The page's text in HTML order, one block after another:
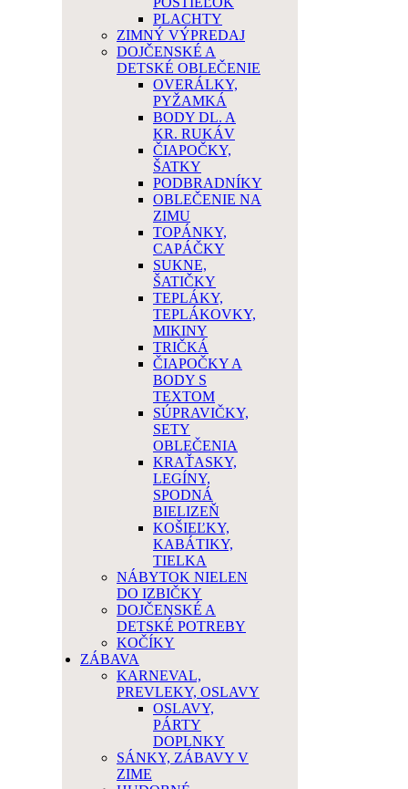
PLACHTY
ZIMNÝ VÝPREDAJ
DOJČENSKÉ A
DETSKÉ OBLEČENIE
OVERÁLKY,
PYŽAMKÁ
BODY DL. A
KR. RUKÁV
ČIAPOČKY,
ŠATKY
PODBRADNÍKY
OBLEČENIE NA
ZIMU
TOPÁNKY,
CAPÁČKY
SUKNE,
ŠATIČKY
TEPLÁKY,
TEPLÁKOVKY,
MIKINY
TRIČKÁ
ČIAPOČKY A
BODY S
TEXTOM
SÚPRAVIČKY,
SETY
OBLEČENIA
KRAŤASKY,
LEGÍNY,
SPODNÁ
BIELIZEŇ
KOŠIEĽKY,
KABÁTIKY,
TIELKA
NÁBYTOK NIELEN
DO IZBIČKY
DOJČENSKÉ A
DETSKÉ POTREBY
KOČÍKY
ZÁBAVA
KARNEVAL,
PREVLEKY, OSLAVY
OSLAVY,
PÁRTY
DOPLNKY
SÁNKY, ZÁBAVY V
ZIME